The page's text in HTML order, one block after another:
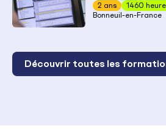
2 ans
1460
Bonneuil-en-France
Découvrir toutes les